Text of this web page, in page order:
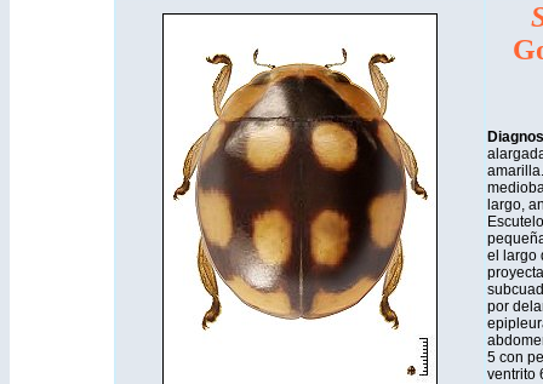
largo,
el largo
por
5 con
ventrito